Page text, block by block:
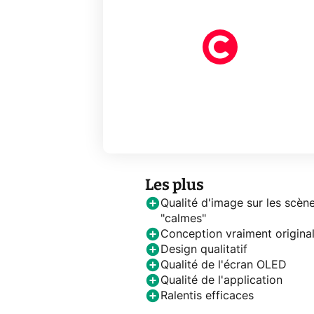
Les plus
Qualité d'image sur les
"calmes"
Conception vraiment
Design qualitatif
Qualité de l'écran OLED
Qualité de l'application
Ralentis efficaces